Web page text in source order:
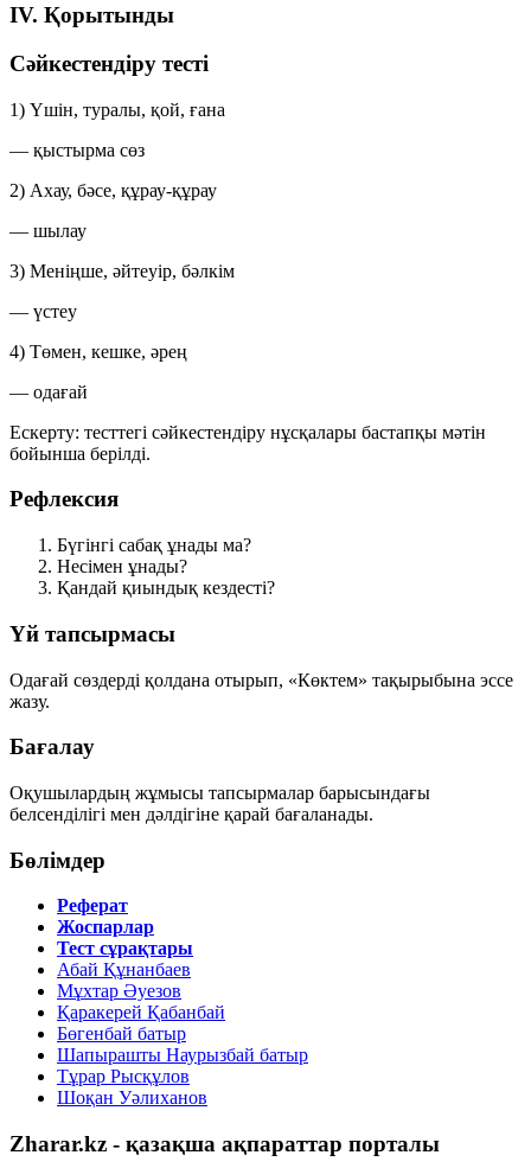
IV. Қорытынды
Сәйкестендіру тесті
1) Үшін, туралы, қой, ғана
— қыстырма сөз
2) Ахау, бәсе, құрау-құрау
— шылау
3) Меніңше, әйтеуір, бәлкім
— үстеу
4) Төмен, кешке, әрең
— одағай
Ескерту: тесттегі сәйкестендіру нұсқалары бастапқы мәтін
бойынша берілді.
Рефлексия
Бүгінгі сабақ ұнады ма?
Несімен ұнады?
Қандай қиындық кездесті?
Үй тапсырмасы
Одағай сөздерді қолдана отырып, «Көктем» тақырыбына эссе
жазу.
Бағалау
Оқушылардың жұмысы тапсырмалар барысындағы
белсенділігі мен дәлдігіне қарай бағаланады.
Бөлімдер
Реферат
Жоспарлар
Тест сұрақтары
Абай Құнанбаев
Мұхтар Әуезов
Қаракерей Қабанбай
Бөгенбай батыр
Шапырашты Наурызбай батыр
Тұрар Рысқұлов
Шоқан Уәлиханов
Zharar.kz - қазақша ақпараттар порталы